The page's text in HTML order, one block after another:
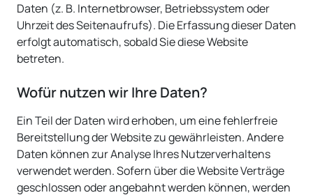
Daten (z. B. Internetbrowser, Betriebssystem oder
Uhrzeit des Seitenaufrufs). Die Erfassung dieser Daten
erfolgt automatisch, sobald Sie diese Website
betreten.
Wofür nutzen wir Ihre Daten?
Ein Teil der Daten wird erhoben, um eine fehlerfreie
Bereitstellung der Website zu gewährleisten. Andere
Daten können zur Analyse Ihres Nutzerverhaltens
verwendet werden. Sofern über die Website Verträge
geschlossen oder angebahnt werden können, werden